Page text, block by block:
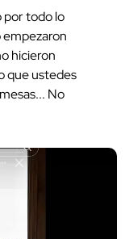
por todo lo
empezaron
hicieron
que ustedes
No